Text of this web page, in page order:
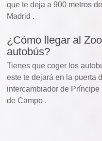
que te deja a 900 metros
Madrid .
¿Cómo llegar al
autobús?
Tienes que coger los
este te dejará en la puerta
intercambiador de
de Campo .